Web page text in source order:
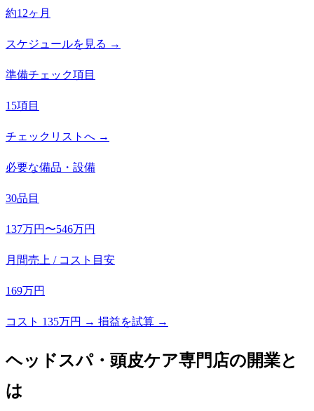
約12ヶ月
スケジュールを見る →
準備チェック項目
15項目
チェックリストへ →
必要な備品・設備
30品目
137万円〜546万円
月間売上 / コスト目安
169万円
コスト 135万円 → 損益を試算 →
ヘッドスパ・頭皮ケア専門店の開業と
は